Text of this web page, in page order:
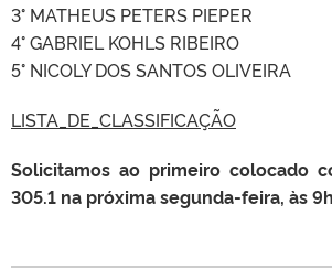
3° MATHEUS PETERS PIEPER
4° GABRIEL KOHLS RIBEIRO
5° NICOLY DOS SANTOS OLIVEIRA
LISTA_DE_CLASSIFICAÇÃO
Solicitamos ao primeiro colocado
305.1 na próxima segunda-feira, às